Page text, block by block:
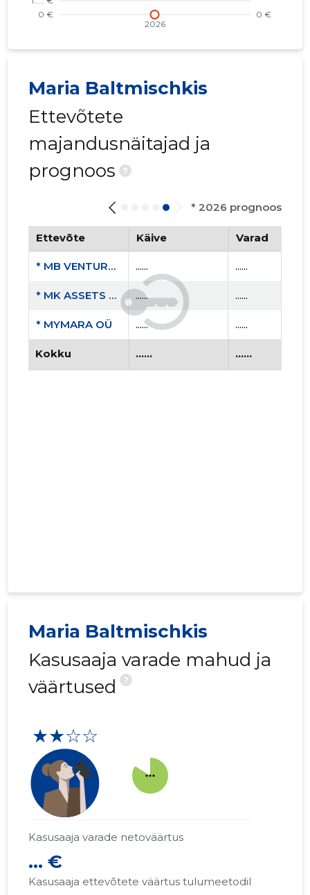
Maria Baltmischkis
Ettevõtete
majandusnäitajad ja
prognoos
?
* 2026 prognoos
Ettevõte Käive Varad
* MB VENTURES OÜ ...... ......
* MK ASSETS OÜ ...... ......
* MYMARA OÜ ...... ......
Kokku ...... ......
Maria Baltmischkis
Kasusaaja varade mahud ja
väärtused
?
★★☆☆
more_horiz
Kasusaaja varade netoväärtus
... €
Kasusaaja ettevõtete väärtus tulumeetodil